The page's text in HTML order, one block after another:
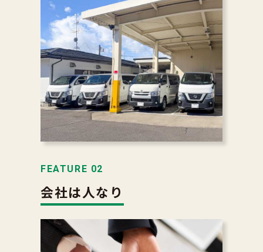
FEATURE 02
会社は人なり